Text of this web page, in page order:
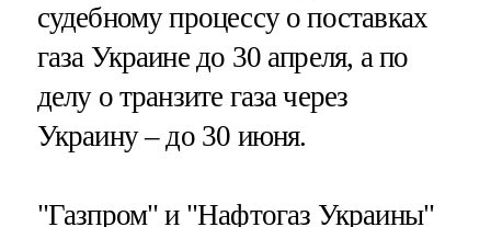
судебному процессу о поставках
газа Украине до 30 апреля, а по
делу о транзите газа через
Украину – до 30 июня.
"Газпром" и "Нафтогаз Украины"